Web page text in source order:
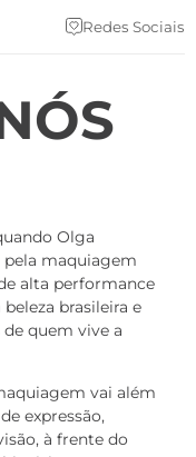
Redes Sociais
Olga
maquiagem
alta performance
brasileira e
de quem vive a
vai além
expressão,
à frente do